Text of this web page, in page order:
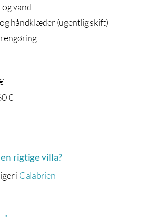
og vand
håndklæder (ugentlig skift)
€
rigtige villa?
i Calabrien